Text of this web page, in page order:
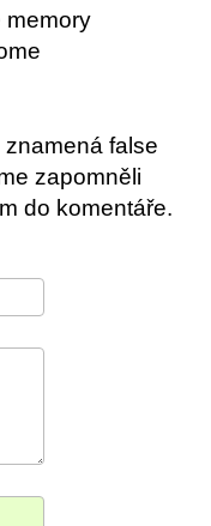
memory
false
zapomněli
do komentáře.